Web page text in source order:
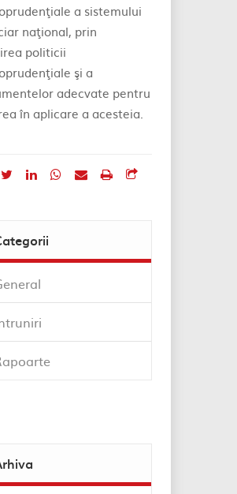
a sistemului
naţional, prin
politicii
şi a
adecvate pentru
în aplicare a acesteia.